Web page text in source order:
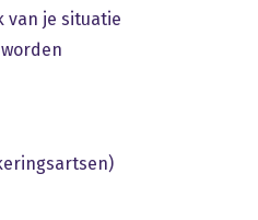
van je situatie